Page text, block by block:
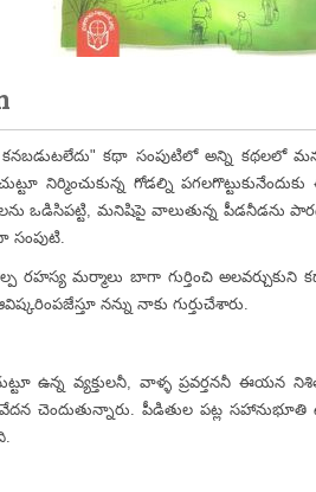
కథా సంపుటిలో అన్ని కథలలో మన
నిర్మించుకున్న గోడల్ని
ఒడిసిపట్టి, మనిషిపై వాలుతున్న
సంపుటి.
మర్మాలు బాగా గుర్తించి అలవర్చుకుని
నన్ను నాకు గుర్తుచేశారు.
వాళ్ళ ప్రవర్తననీ ఈయన
చెందుతున్నారు. పీడితుల పట్ల